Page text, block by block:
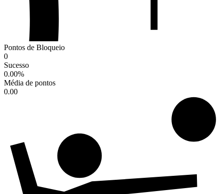
Pontos de Bloqueio
0
Sucesso
0.00%
Média de pontos
0.00